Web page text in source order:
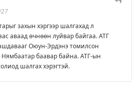
захын хэргээр шалгахад л
аваад өчнөөн луйвар байгаа. АТГ
Оюун-Эрдэнэ томилсон
Нямбаатар баавар байна. АТГ-ын
шалгах хэрэгтэй.